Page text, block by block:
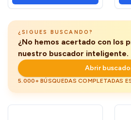
¿SIGUES BUSCANDO?
¿No hemos acertado con los
nuestro buscador inteligente.
Abrir
5.000+ BÚSQUEDAS COMPLETADAS